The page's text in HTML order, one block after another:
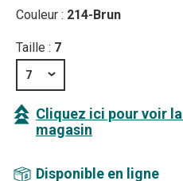
Couleur : 214-Brun
Taille : 7
7
Cliquez ici pour voir
magasin
Disponible en ligne